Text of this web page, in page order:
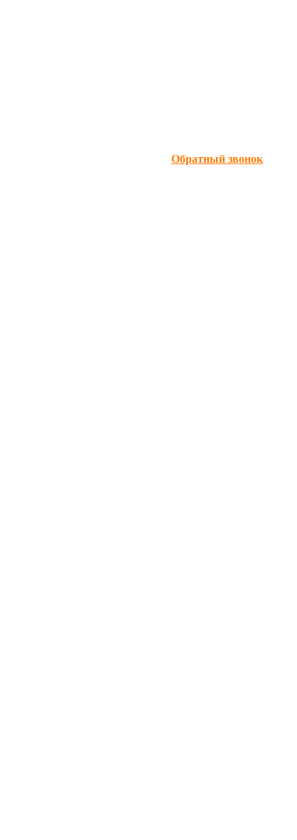
Обратный звонок